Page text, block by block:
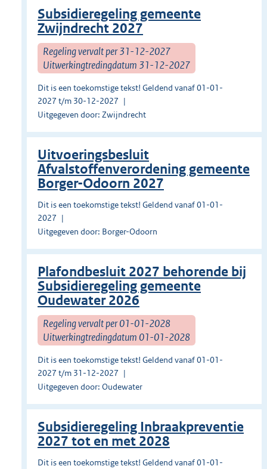
Subsidieregeling gemeente
Zwijndrecht 2027
Regeling vervalt per 31-12-2027
Uitwerkingtredingdatum 31-12-2027
Dit is een toekomstige tekst! Geldend vanaf 01-01-
2027 t/m 30-12-2027
Uitgegeven door: Zwijndrecht
Uitvoeringsbesluit
Afvalstoffenverordening gemeente
Borger-Odoorn 2027
Dit is een toekomstige tekst! Geldend vanaf 01-01-
2027
Uitgegeven door: Borger-Odoorn
Plafondbesluit 2027 behorende bij
Subsidieregeling gemeente
Oudewater 2026
Regeling vervalt per 01-01-2028
Uitwerkingtredingdatum 01-01-2028
Dit is een toekomstige tekst! Geldend vanaf 01-01-
2027 t/m 31-12-2027
Uitgegeven door: Oudewater
Subsidieregeling Inbraakpreventie
2027 tot en met 2028
Dit is een toekomstige tekst! Geldend vanaf 01-01-